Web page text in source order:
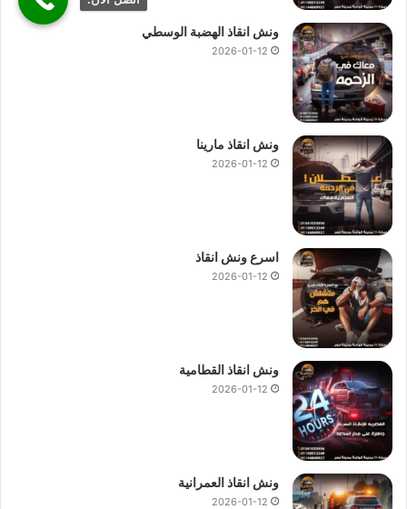
ونش انقاذ الهضبة الوسطي
2026-01-12
ونش انقاذ مارينا
2026-01-12
اسرع ونش انقاذ
2026-01-12
ونش انقاذ القطامية
2026-01-12
ونش انقاذ العمرانية
2026-01-12